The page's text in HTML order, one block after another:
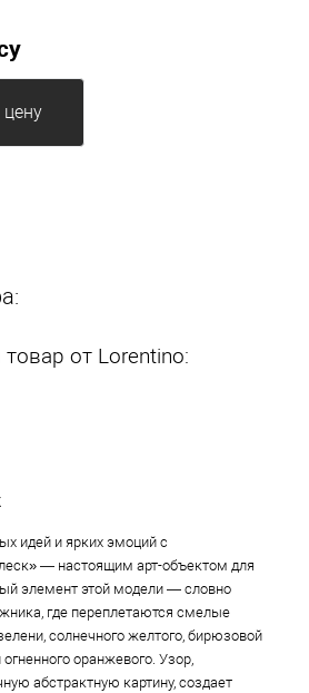
от Lorentino:
идей и ярких эмоций с
— настоящим арт-объектом для
элемент этой модели — словно
где переплетаются смелые
солнечного желтого, бирюзовой
оранжевого. Узор,
абстрактную картину, создает